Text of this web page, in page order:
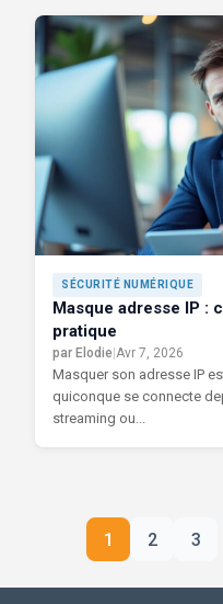
SÉCURITÉ NUMÉRIQUE
Masque adresse IP :
pratique
par Elodie Avr 7, 2026
Masquer son adresse IP
quiconque se connecte
streaming ou...
1 2 3